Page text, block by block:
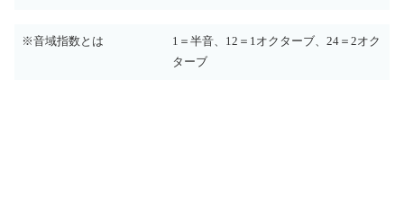
※音域指数とは
1＝半音、12＝1オクターブ、24＝2オク
ターブ